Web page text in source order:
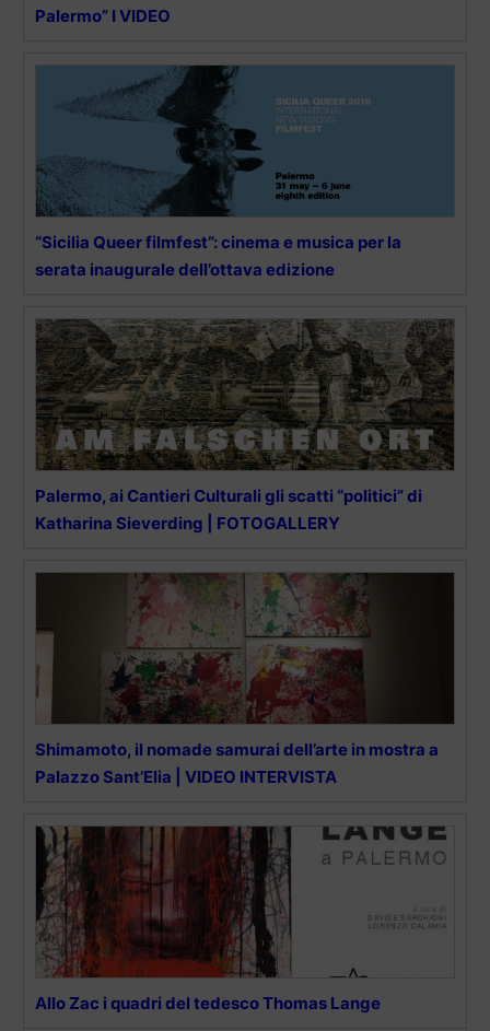
Palermo” I VIDEO
“Sicilia Queer filmfest”: cinema e musica per la
serata inaugurale dell’ottava edizione
Palermo, ai Cantieri Culturali gli scatti “politici” di
Katharina Sieverding | FOTOGALLERY
Shimamoto, il nomade samurai dell’arte in mostra a
Palazzo Sant’Elia | VIDEO INTERVISTA
Allo Zac i quadri del tedesco Thomas Lange